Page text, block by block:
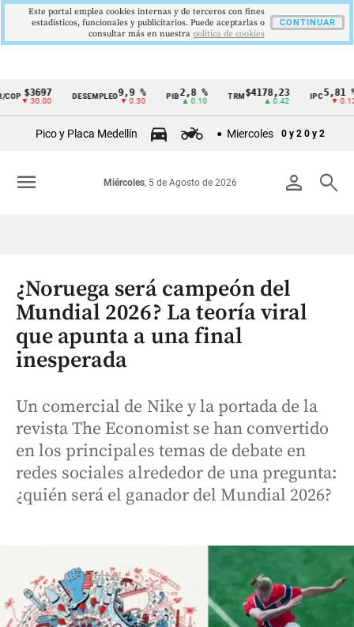
Cintillo
Colombia
$3697
▼ 30.00
DESEMPLEO9,9 %
▼ 0.30
2,8 %
▲ 0.10
TRM$4178,23
▲ 0.42
5,81 %
▼ 0.12
Pico y Placa Medellín Miercoles 0 y 2 0 y 2
person search
Miércoles, 5 de Agosto de 2026
menu
¿Noruega será campeón del
Mundial 2026? La teoría viral
que apunta a una final
inesperada
Un comercial de Nike y la portada de la
revista The Economist se han convertido
en los principales temas de debate en
redes sociales alrededor de una pregunta:
¿quién será el ganador del Mundial 2026?
Este portal emplea cookies internas y de terceros con fines
estadísticos, funcionales y publicitarios. Puede aceptarlas o
consultar más en nuestra politica de cookies
CONTINUAR